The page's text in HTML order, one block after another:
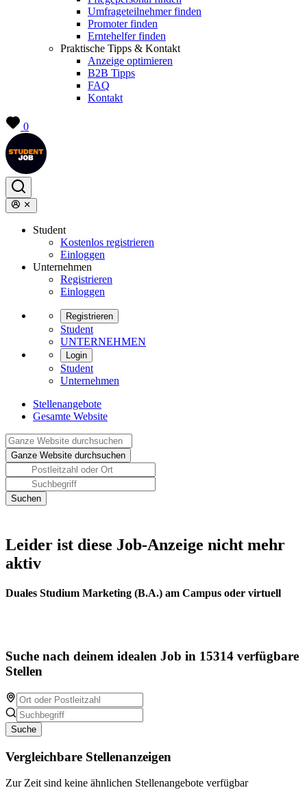
Umfrageteilnehmer finden
Promoter finden
Erntehelfer finden
Praktische Tipps & Kontakt
Anzeige optimieren
B2B Tipps
FAQ
Kontakt
0
Student
Kostenlos registrieren
Einloggen
Unternehmen
Registrieren
Einloggen
Registrieren
Student
UNTERNEHMEN
Login
Student
Unternehmen
Stellenangebote
Gesamte Website
Leider ist diese Job-Anzeige nicht mehr
aktiv
Duales Studium Marketing (B.A.) am Campus oder virtuell
Suche nach deinem idealen Job in 15314 verfügbare
Stellen
Suche
Vergleichbare Stellenanzeigen
Zur Zeit sind keine ähnlichen Stellenangebote verfügbar